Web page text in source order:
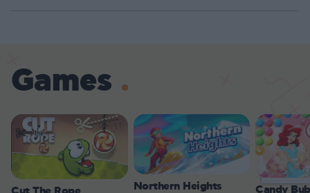
Games
Northern Heights Candy